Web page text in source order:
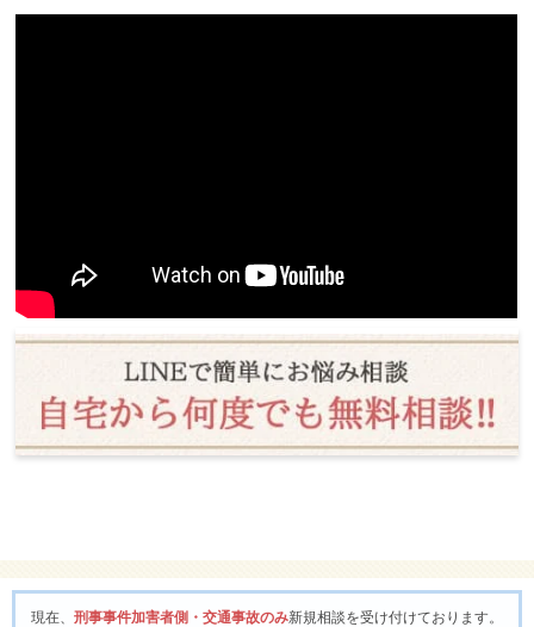
現在、 刑事事件加害者側・交通事故のみ新規相談を受け付けております。